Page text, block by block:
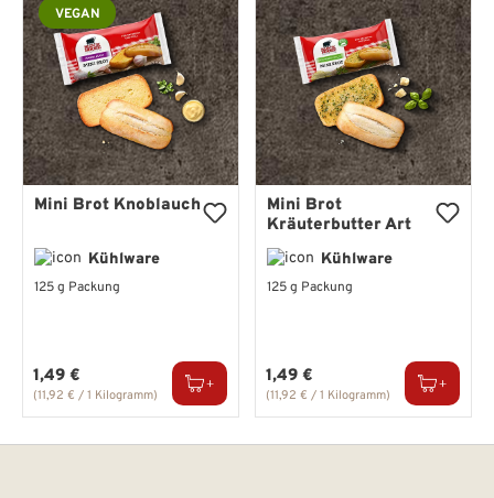
VEGAN
Mini Brot Knoblauch
Kühlware
125 g Packung
Regulärer Preis:
1,49 €
(11,92 € / 1 Kilogramm)
Mini Brot
Kräuterbutter Art
Kühlware
125 g Packung
Regulärer Preis:
1,49 €
(11,92 € / 1 Kilogramm)